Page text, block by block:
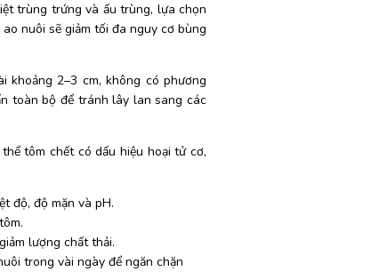
trùng trứng và ấu trùng, lựa chọn
nuôi sẽ giảm tối đa nguy cơ bùng
khoảng 2–3 cm, không có phương
toàn bộ để tránh lây lan sang các
tôm chết có dấu hiệu hoại tử cơ,
độ, độ mặn và pH.
lượng chất thải.
trong vài ngày để ngăn chặn